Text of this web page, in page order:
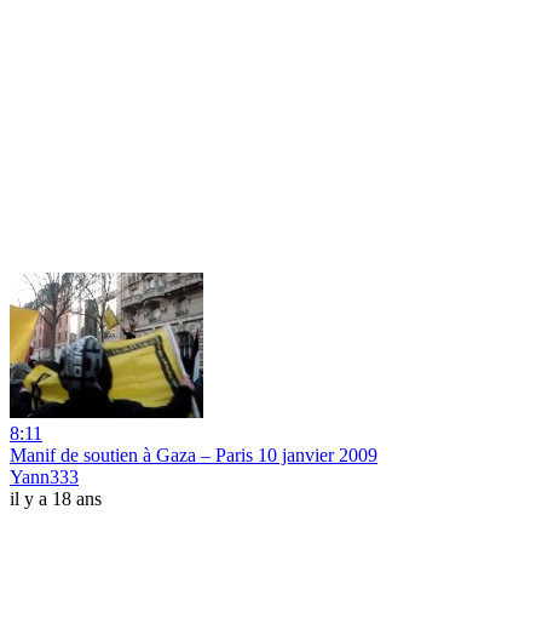
8:11
Manif de soutien à Gaza – Paris 10 janvier 2009
Yann333
il y a 18 ans